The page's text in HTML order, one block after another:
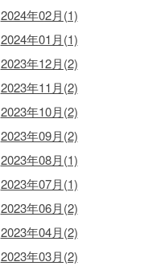
2024年02月(1)
2024年01月(1)
2023年12月(2)
2023年11月(2)
2023年10月(2)
2023年09月(2)
2023年08月(1)
2023年07月(1)
2023年06月(2)
2023年04月(2)
2023年03月(2)